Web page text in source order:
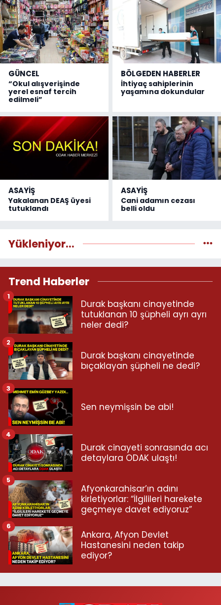
GÜNCEL
“Okul alışverişinde
yerel esnaf tercih
edilmeli”
BÖLGEDEN HABERLER
İhtiyaç sahiplerinin
yaşamına dokundular
ASAYİŞ
Yakalanan DEAŞ üyesi
tutuklandı
ASAYİŞ
Cani adamın cezası
belli oldu
Yükleniyor...
Trend Haberler
Durak başkanı cinayetinde
tutuklanan 10 şüpheli ayrı ayrı
neler dedi?
1
Durak başkanı cinayetinde
bıçaklayan şüpheli ne dedi?
2
Sen neymişsin be abi!
3
Durak cinayeti sonrasında acı
detaylara ODAK ulaştı!
4
Afyonkarahisar’ın adını
kirletiyorlar: “İlgilileri harekete
geçmeye davet ediyoruz”
5
Ankara, Afyon Devlet
Hastanesini neden takip
ediyor?
6